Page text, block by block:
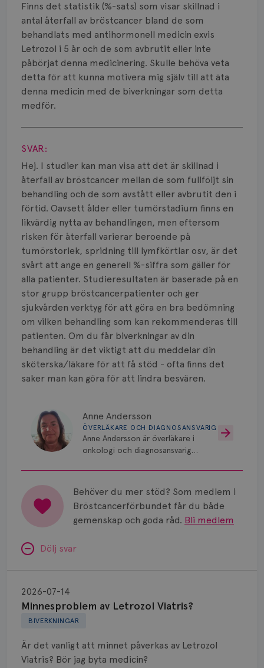
Finns det statistik (%-sats) som visar skillnad i
antal återfall av bröstcancer bland de som
behandlats med antihormonell medicin exvis
Letrozol i 5 år och de som avbrutit eller inte
påbörjat denna medicinering. Skulle behöva veta
detta för att kunna motivera mig själv till att äta
denna medicin med de biverkningar som detta
medför.
Visa svar
SVAR:
Hej. I studier kan man visa att det är skillnad i
återfall av bröstcancer mellan de som fullföljt sin
behandling och de som avstått eller avbrutit den i
förtid. Oavsett ålder eller tumörstadium finns en
likvärdig nytta av behandlingen, men eftersom
risken för återfall varierar beroende på
tumörstorlek, spridning till lymfkörtlar osv, är det
svårt att ange en generell %-siffra som gäller för
alla patienter. Studieresultaten är baserade på en
stor grupp bröstcancerpatienter och ger
sjukvården verktyg för att göra en bra bedömning
om vilken behandling som kan rekommenderas till
patienten. Om du får biverkningar av din
behandling är det viktigt att du meddelar din
sköterska/läkare för att få stöd - ofta finns det
saker man kan göra för att lindra besvären.
Anne Andersson
ÖVERLÄKARE OCH DIAGNOSANSVARIG
Anne Andersson är överläkare i
onkologi och diagnosansvarig
Universitetssjukhus i Umeå.
Behöver du mer stöd? Som medlem i
Bröstcancerförbundet får du både
gemenskap och goda råd. Bli medlem
Dölj svar
BIVERKNINGAR
Minnesproblem av Letrozol Viatris?
2026-07-14
Är det vanligt att minnet påverkas av Letrozol
Viatris? Bör jag byta medicin?
Letrozol
Viatris?
Biverkningar
Bröstvårta
Knöl
Läkemedel
Prognos
Risker
Spridd bröstcancer
Strålning
Vätska